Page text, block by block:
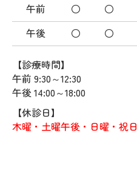
午前 ○ ○
午後
○ ○
【診療時間】
午前 9:30～12:30
午後 14:00～18:00
【休診日】
木曜・土曜午後・日曜・祝日